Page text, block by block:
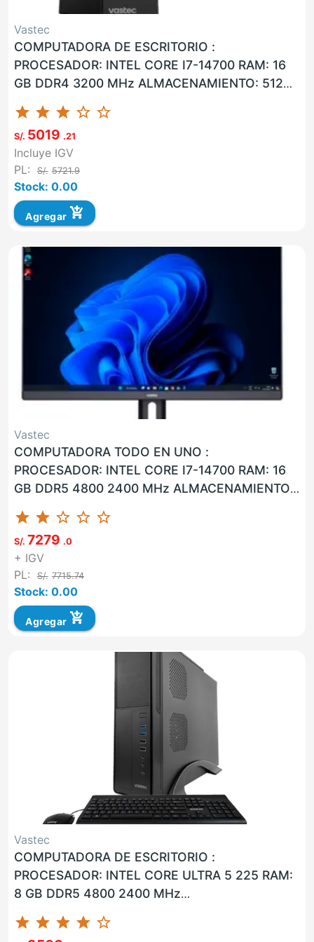
Vastec
COMPUTADORA DE ESCRITORIO :
PROCESADOR: INTEL CORE I7-14700 RAM: 16
GB DDR4 3200 MHz ALMACENAMIENTO: 512
GB SSD LAN: SI WLAN: SI USB: SI VGA: NO
HDMI:...
star star star star_border star_border
S/. 5019 .21
Incluye IGV
PL:
S/. 5721.9
Stock: 0.00
Agregar add_shopping_cart
Vastec
COMPUTADORA TODO EN UNO :
PROCESADOR: INTEL CORE I7-14700 RAM: 16
GB DDR5 4800 2400 MHz ALMACENAMIENTO:
1 TB M.2 SSD NVMe PANTALLA: LCD CON
RETROILUMI...
star star star_border star_border star_border
S/. 7279 .0
+ IGV
PL:
S/. 7715.74
Stock: 0.00
Agregar add_shopping_cart
Vastec
COMPUTADORA DE ESCRITORIO :
PROCESADOR: INTEL CORE ULTRA 5 225 RAM:
8 GB DDR5 4800 2400 MHz
ALMACENAMIENTO: 512 GB SSD LAN: SI WLAN:
SI USB: SI VGA: N...
star star star star star_border